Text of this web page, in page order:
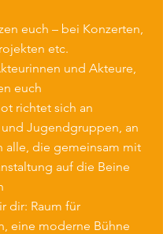
euch – bei Konzerten,
etc.
und Akteure,
euch
richtet sich an
und Jugendgruppen, an
alle, die gemeinsam mit
auf die Beine
dir: Raum für
eine moderne Bühne